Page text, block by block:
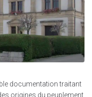
documentation traitant
origines du peuplement